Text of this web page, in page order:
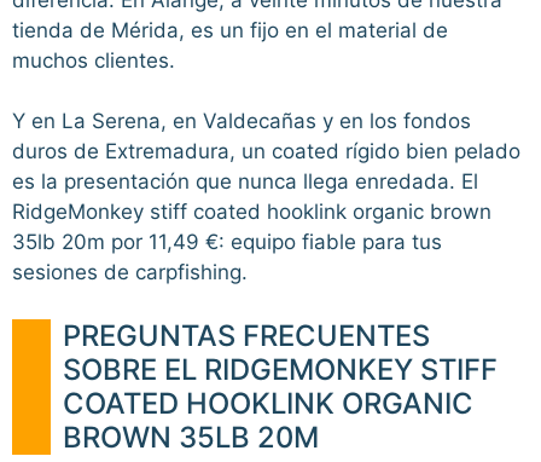
tienda de Mérida, es un fijo en el material de
muchos clientes.
Y en La Serena, en Valdecañas y en los fondos
duros de Extremadura, un coated rígido bien pelado
es la presentación que nunca llega enredada. El
RidgeMonkey stiff coated hooklink organic brown
35lb 20m por 11,49 €: equipo fiable para tus
sesiones de carpfishing.
PREGUNTAS FRECUENTES
SOBRE EL RIDGEMONKEY STIFF
COATED HOOKLINK ORGANIC
BROWN 35LB 20M